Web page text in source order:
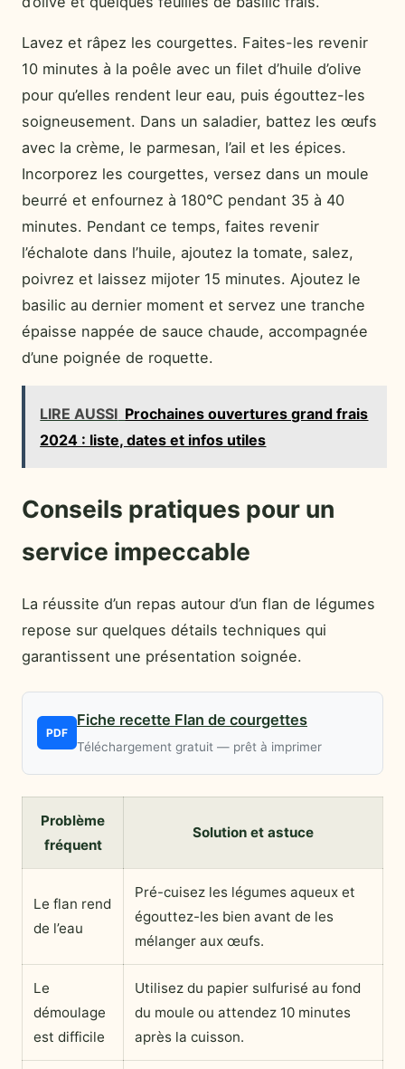
Lavez et râpez les courgettes. Faites-les revenir
10 minutes à la poêle avec un filet d’huile d’olive
pour qu’elles rendent leur eau, puis égouttez-les
soigneusement. Dans un saladier, battez les œufs
avec la crème, le parmesan, l’ail et les épices.
Incorporez les courgettes, versez dans un moule
beurré et enfournez à 180°C pendant 35 à 40
minutes. Pendant ce temps, faites revenir
l’échalote dans l’huile, ajoutez la tomate, salez,
poivrez et laissez mijoter 15 minutes. Ajoutez le
basilic au dernier moment et servez une tranche
épaisse nappée de sauce chaude, accompagnée
d’une poignée de roquette.
LIRE AUSSI Prochaines ouvertures grand frais
2024 : liste, dates et infos utiles
Conseils pratiques pour un
service impeccable
La réussite d’un repas autour d’un flan de légumes
repose sur quelques détails techniques qui
garantissent une présentation soignée.
PDF
Fiche recette Flan de courgettes
Téléchargement gratuit — prêt à imprimer
Problème
fréquent
Solution et astuce
Le flan rend
de l’eau
Pré-cuisez les légumes aqueux et
égouttez-les bien avant de les
mélanger aux œufs.
Le
démoulage
est difficile
Utilisez du papier sulfurisé au fond
du moule ou attendez 10 minutes
après la cuisson.